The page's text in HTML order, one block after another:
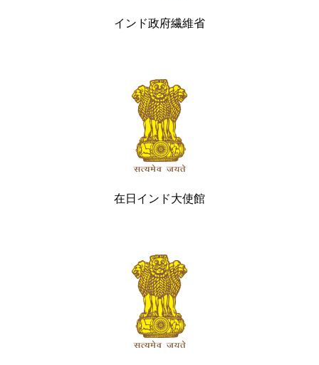
インド政府繊維省
在日インド大使館